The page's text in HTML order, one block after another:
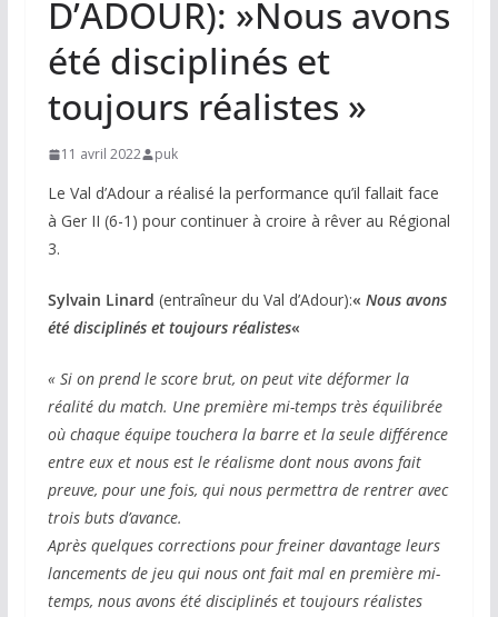
D’ADOUR): »Nous avons
été disciplinés et
toujours réalistes »
11 avril 2022 puk
Le Val d’Adour a réalisé la performance qu’il fallait face
à Ger II (6-1) pour continuer à croire à rêver au Régional
3.
Sylvain Linard (entraîneur du Val d’Adour):« Nous avons
été disciplinés et toujours réalistes«
« Si on prend le score brut, on peut vite déformer la
réalité du match. Une première mi-temps très équilibrée
où chaque équipe touchera la barre et la seule différence
entre eux et nous est le réalisme dont nous avons fait
preuve, pour une fois, qui nous permettra de rentrer avec
trois buts d’avance.
Après quelques corrections pour freiner davantage leurs
lancements de jeu qui nous ont fait mal en première mi-
temps, nous avons été disciplinés et toujours réalistes